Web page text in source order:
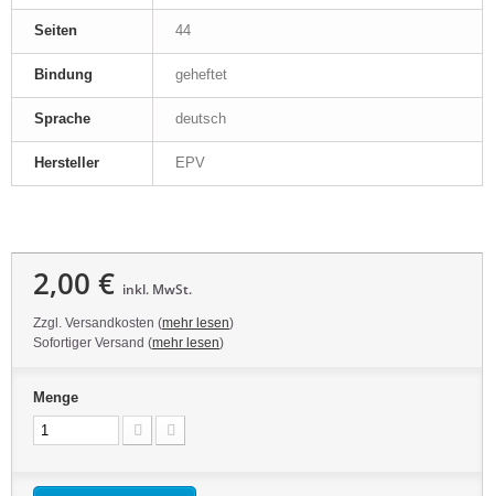
Seiten 44
Bindung geheftet
Sprache deutsch
Hersteller EPV
2,00 € inkl. MwSt.
Zzgl. Versandkosten (mehr lesen)
Sofortiger Versand (mehr lesen)
Menge